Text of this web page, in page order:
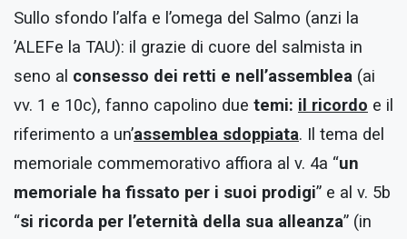
Sullo sfondo l’alfa e l’omega del Salmo (anzi la
’ALEFe la TAU): il grazie di cuore del salmista in
seno al consesso dei retti e nell’assemblea (ai
vv. 1 e 10c), fanno capolino due temi: il ricordo e il
riferimento a un’assemblea sdoppiata. Il tema del
memoriale commemorativo affiora al v. 4a “un
memoriale ha fissato per i suoi prodigi” e al v. 5b
“si ricorda per l’eternità della sua alleanza” (in